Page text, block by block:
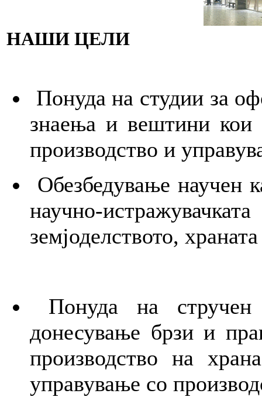
НАШИ ЦЕЛИ
Понуда на студии за
знаења и вештини кои
производство и
Обезбедување научен
научно-
земјоделството,
Понуда на стручен
донесување брзи и
производство на
управување со